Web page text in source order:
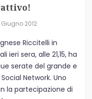
Giugno 2012
Riccitelli in
ieri sera, alle 21,15, ha
serate del grande e
Network. Uno
la partecipazione di